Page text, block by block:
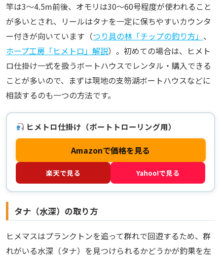
竿は3〜4.5m前後、オモリは30〜60号程度が使われること
が多いとされ、リールはタナを一定に保ちやすいカウンタ
ー付きが向いています（つり具の林「チップの釣り方」 、
ホープ工房「ヒメトロ」解説）。初めての場合は、ヒメト
ロ仕掛け一式を扱うボートハウスでレンタル・購入できる
ことが多いので、まずは現地の支笏湖ボートハウスなどに
相談するのも一つの方法です。
ヒメトロ仕掛け（ボートトローリング用）
Amazonで価格を見る
楽天で見る Yahoo!で見る
タナ（水深）の取り方
ヒメマスはプランクトンを追って群れで回遊するため、群
れがいる水深（タナ）を見つけられるかどうかが釣果を左